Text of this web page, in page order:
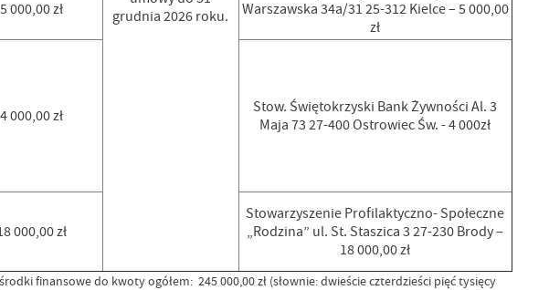
grudnia 2026 roku.
5 000,00 zł
Warszawska 34a/31 25-312 Kielce – 5 000,00
zł
4 000,00 zł
Stow. Świętokrzyski Bank Żywności Al. 3
Maja 73 27-400 Ostrowiec Św. - 4 000zł
000,00 zł
Stowarzyszenie Profilaktyczno- Społeczne
„Rodzina” ul. St. Staszica 3 27-230 Brody –
18 000,00 zł
finansowe do kwoty ogółem: 245 000,00 zł (słownie: dwieście czterdzieści pięć tysięcy